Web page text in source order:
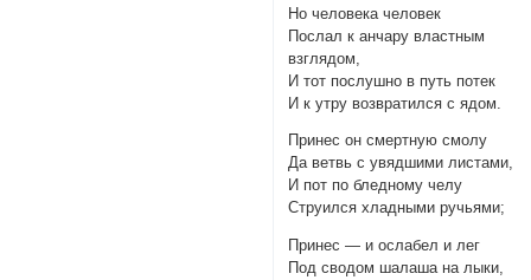
Но человека человек
Послал к анчару властным
взглядом,
И тот послушно в путь потек
И к утру возвратился с ядом.
Принес он смертную смолу
Да ветвь с увядшими листами,
И пот по бледному челу
Струился хладными ручьями;
Принес — и ослабел и лег
Под сводом шалаша на лыки,